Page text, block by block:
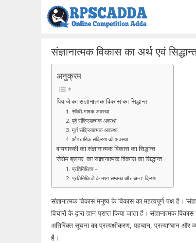
संज्ञानात्मक विकास का अर्थ एवं
अनुक्रम
पियाजे का संज्ञानात्मक विकास का सिद्धान्त
1. संवेदी-गामक अवस्था
2. पूर्व संक्रियात्मक अवस्था
3. मूर्त संक्रियात्मक अवस्था
4. औपचारिक संक्रिया की अवस्था
वायगास्की का संज्ञानात्मक विकास का सिद्धान्त
जेरोम ब्रूनर का संज्ञानात्मक विकास का सिद्धान्त
1. प्रतिनिधित्व –
2. प्रतिनिधित्वों के मध्य सम्बन्ध और अन्त: क्रिया
संज्ञानात्मक विकास मनुष्य के विकास का महत्वपूर्ण पक्ष है।
विचारों के द्वारा ज्ञान प्राप्त किया जाता है। संज्ञानात्मक
अतिरिक्त सूचना का प्रत्यक्षीकरण, पहचान, प्रत्याºवान और
है।